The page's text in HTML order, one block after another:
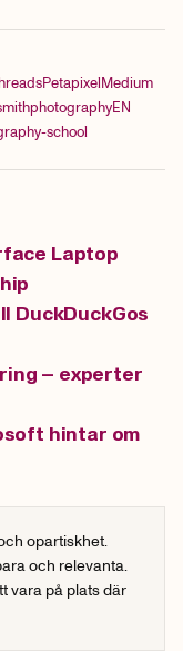
PetapixelMedium
EN
school
Laptop
DuckDuckGos
– experter
hintar om
opartiskhet.
och relevanta.
vara på plats där